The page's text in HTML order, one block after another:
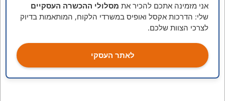
אני מזמינה אתכם להכיר את מסלולי ההכשרה העסקיים
שלי: הדרכות אקסל ואופיס במשרדי הלקוח, המותאמות בדיוק
לצרכי הצוות שלכם.
לאתר העסקי